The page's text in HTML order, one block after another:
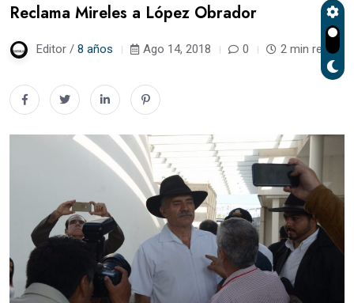
Reclama Mireles a López Obrador
Editor / 8 años Ago 14, 2018 0 2 min read